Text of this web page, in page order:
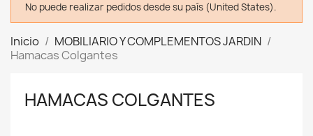
No puede realizar pedidos desde su país (United States).
Inicio
MOBILIARIO Y COMPLEMENTOS JARDIN
Hamacas Colgantes
HAMACAS COLGANTES